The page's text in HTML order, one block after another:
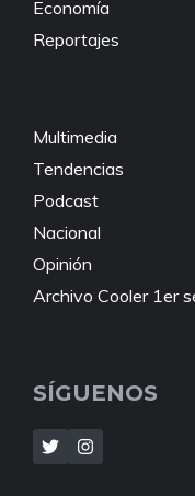
Economía
Reportajes
Multimedia
Tendencias
Podcast
Nacional
Opinión
Archivo Cooler 1er
SÍGUENOS